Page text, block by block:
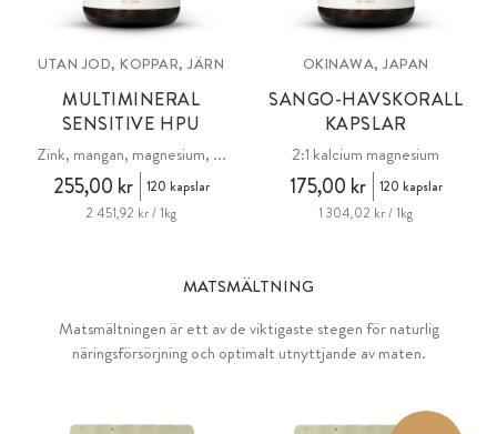
UTAN JOD, KOPPAR, JÄRN
MULTIMINERAL
SENSITIVE HPU
Zink, mangan, magnesium, ...
255,00 kr
120 kapslar
2 451,92 kr / 1kg
OKINAWA, JAPAN
SANGO-HAVSKORALL
KAPSLAR
2:1 kalcium magnesium
175,00 kr
120 kapslar
1 304,02 kr / 1kg
MATSMÄLTNING
Matsmältningen är ett av de viktigaste stegen för naturlig
näringsförsörjning och optimalt utnyttjande av maten.